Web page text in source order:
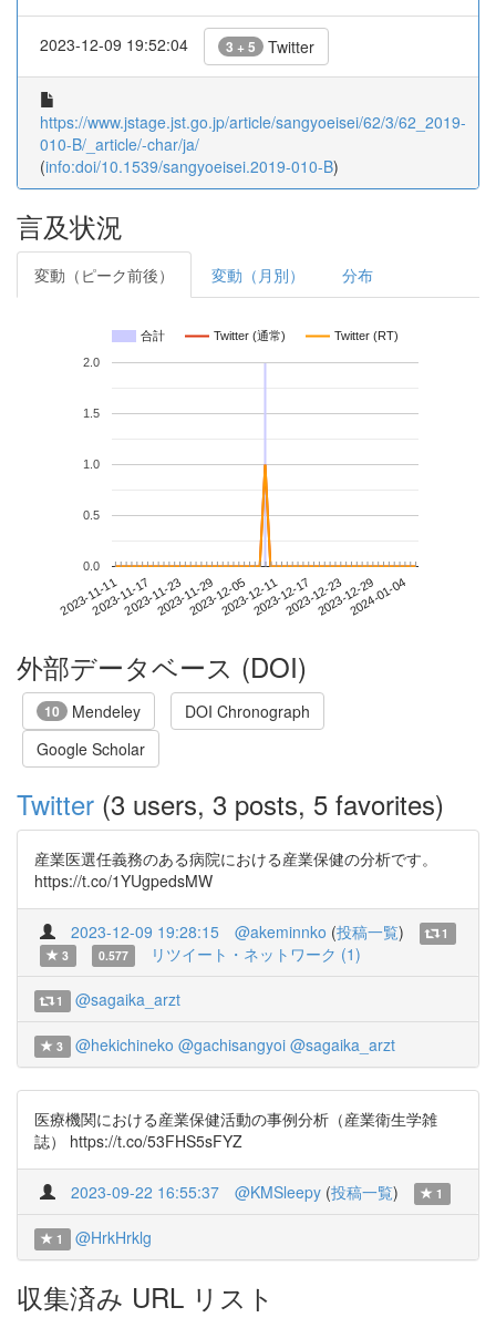
2023-12-09 19:52:04 3 + 5 Twitter
https://www.jstage.jst.go.jp/article/sangyoeisei/62/3/62_2019-
010-B/_article/-char/ja/
(info:doi/10.1539/sangyoeisei.2019-010-B)
言及状況
変動（ピーク前後） 変動（月別） 分布
合計 Twitter (通常) Twitter (RT)
2023-11-112023-11-172023-11-232023-11-292023-12-052023-12-112023-12-172023-12-232023-12-292024-01-04
0.0
0.5
1.0
1.5
2.0
外部データベース (DOI)
10 Mendeley
DOI Chronograph
Google Scholar
Twitter (3 users, 3 posts, 5 favorites)
産業医選任義務のある病院における産業保健の分析です。
https://t.co/1YUgpedsMW
2023-12-09 19:28:15 @akeminnko (投稿一覧)
1
3
0.577 リツイート・ネットワーク (1)
1 @sagaika_arzt
3 @hekichineko @gachisangyoi @sagaika_arzt
医療機関における産業保健活動の事例分析（産業衛生学雑
誌） https://t.co/53FHS5sFYZ
2023-09-22 16:55:37 @KMSleepy (投稿一覧) 1
1 @HrkHrklg
収集済み URL リスト